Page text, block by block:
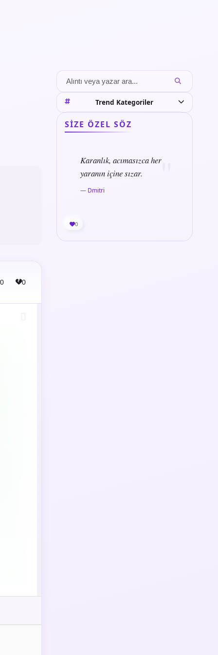
0 0
Trend Kategoriler
SIZE ÖZEL SÖZ
Karanlık, acımasızca her
yaranın içine sızar.
— Dmitri
0